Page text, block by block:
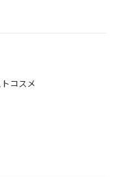
コスメ